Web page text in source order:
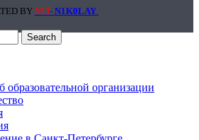
BY N13- N1K0LAY
Search
образовательной организации